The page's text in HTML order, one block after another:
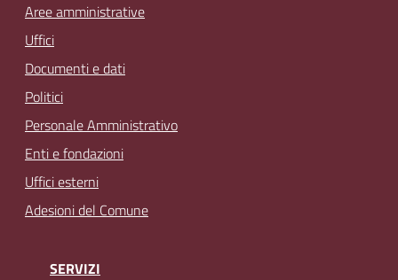
Aree amministrative
Uffici
Documenti e dati
Politici
Personale Amministrativo
Enti e fondazioni
Uffici esterni
Adesioni del Comune
SERVIZI